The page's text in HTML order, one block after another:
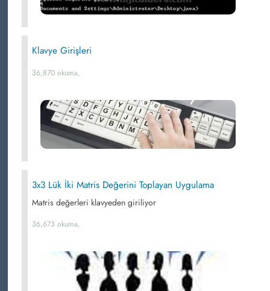
Klavye Girişleri
36,870 okuma,
3x3 Lük İki Matris Değerini Toplayan Uygulama
Matris değerleri klavyeden giriliyor
36,673 okuma,